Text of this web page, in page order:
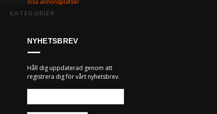
KATEGORIER
NYHETSBREV
Håll dig uppdaterad genom att
registrera dig för vårt nyhetsbrev.